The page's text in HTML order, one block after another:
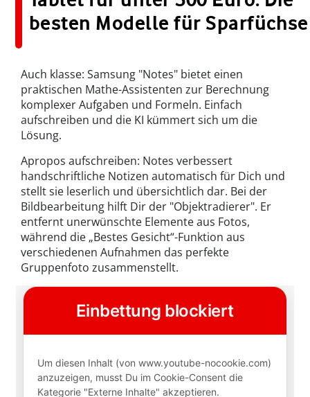
besten Modelle für Sparfüchse
Auch klasse: Samsung "Notes" bietet einen
praktischen Mathe-Assistenten zur Berechnung
komplexer Aufgaben und Formeln. Einfach
aufschreiben und die KI kümmert sich um die
Lösung.
Apropos aufschreiben: Notes verbessert
handschriftliche Notizen automatisch für Dich und
stellt sie leserlich und übersichtlich dar. Bei der
Bildbearbeitung hilft Dir der "Objektradierer". Er
entfernt unerwünschte Elemente aus Fotos,
während die „Bestes Gesicht“-Funktion aus
verschiedenen Aufnahmen das perfekte
Gruppenfoto zusammenstellt.